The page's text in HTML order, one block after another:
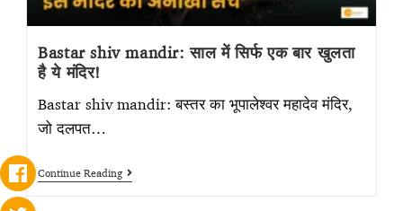
Bastar shiv mandir: साल में सिर्फ एक बार खुलता
है ये मंदिर!
Bastar shiv mandir: बस्तर का भूपालेश्वर महादेव मंदिर,
जो दलपत…
Continue Reading